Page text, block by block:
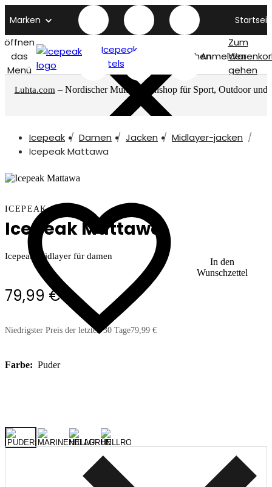
Marken
öffnen
das
Menü
Icepeak
titelseite
SuchenAnmelden
Zum
gehen
Luhta.com – Nordischer Multimarkenshop für Sport, Outdoor und
Icepeak Damen Jacken
Midlayer-jacken
Icepeak Mattawa
In den
Wunschzettel
ICEPEAK
Icepeak Mattawa
Icepeak Midlayer für damen
79,99 €
Niedrigster Preis der letzten 30 Tage79,99 €
Farbe: Puder